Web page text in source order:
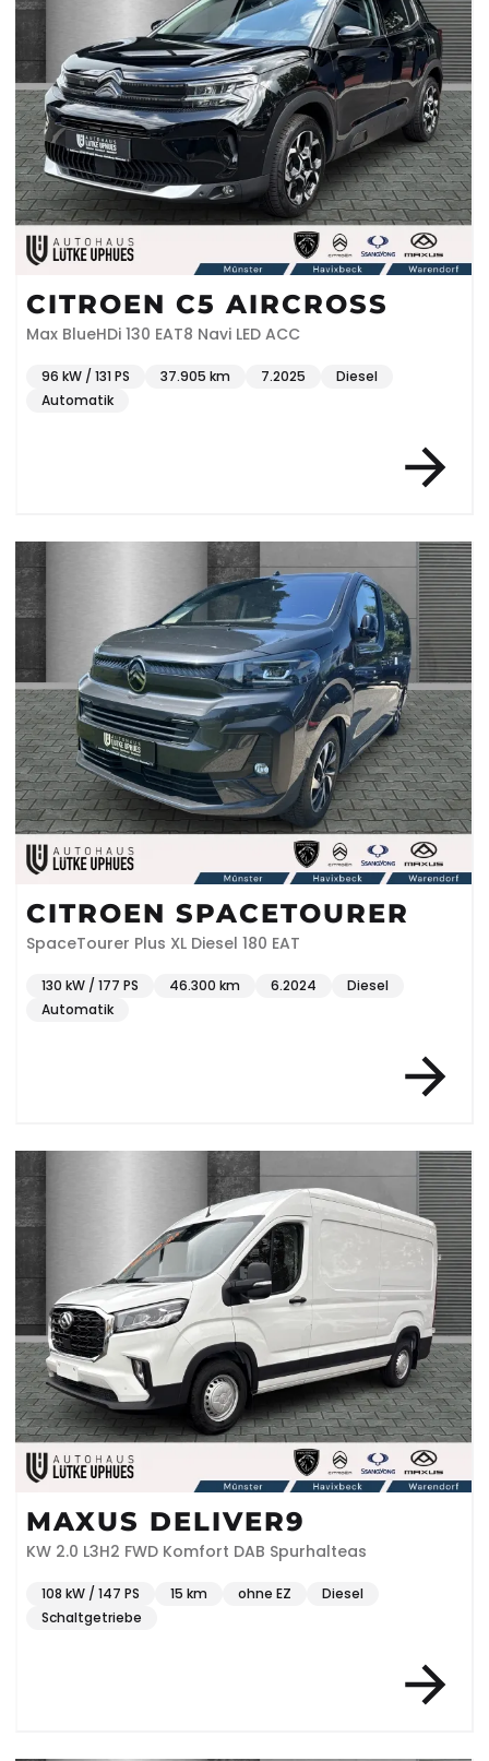
CITROEN C5 AIRCROSS
Max BlueHDi 130 EAT8 Navi LED ACC
96 kW / 131 PS 37.905 km 7.2025
Diesel
Automatik
CITROEN SPACETOURER
SpaceTourer Plus XL Diesel 180 EAT
130 kW / 177 PS 46.300 km 6.2024
Diesel
Automatik
MAXUS DELIVER9
KW 2.0 L3H2 FWD Komfort DAB Spurhalteas
108 kW / 147 PS 15 km ohne EZ
Diesel
Schaltgetriebe